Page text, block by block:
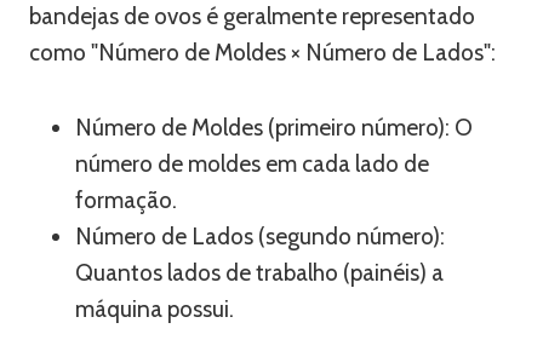
bandejas de ovos é geralmente representado
como "Número de Moldes × Número de Lados":
Número de Moldes (primeiro número): O
número de moldes em cada lado de
formação.
Número de Lados (segundo número):
Quantos lados de trabalho (painéis) a
máquina possui.